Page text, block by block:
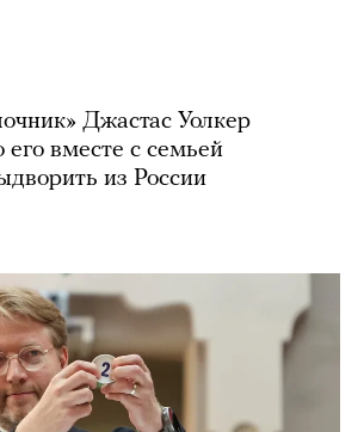
Джастас Уолкер
его вместе с семьей
из России